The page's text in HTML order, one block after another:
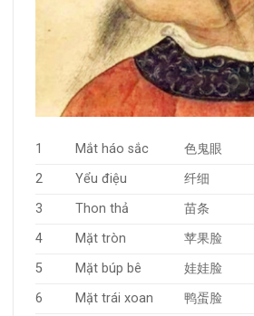
1 Mắt háo sắc 色鬼眼
2
Yểu điệu 纤细
3
Thon thả 苗条
4
Mặt tròn 苹果脸
5
Mặt búp bê 娃娃脸
6
Mặt trái xoan 鸭蛋脸